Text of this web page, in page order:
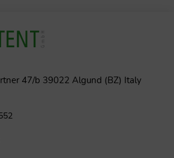
47/b 39022 Algund (BZ) Italy